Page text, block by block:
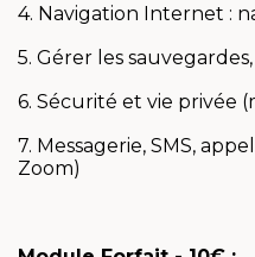
4. Navigation Internet :
5. Gérer les
6. Sécurité et vie privée
7. Messagerie, SMS,
Zoom)